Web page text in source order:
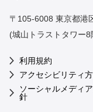
〒105-6008 東京都港
(城山トラストタワー8
利用規約
アクセシビリティ
ソーシャルメディ
針